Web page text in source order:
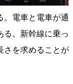
。電車と電車が通
る。新幹線に乗っ
さを求めることが